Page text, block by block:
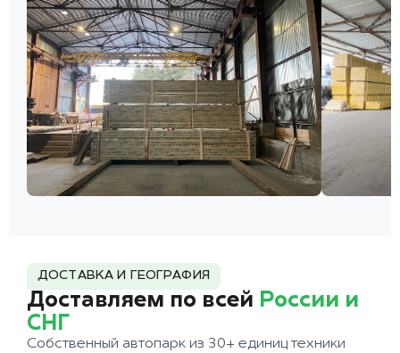
ДОСТАВКА И ГЕОГРАФИЯ
Доставляем по всей России и
СНГ
Собственный автопарк из 30+ единиц техники